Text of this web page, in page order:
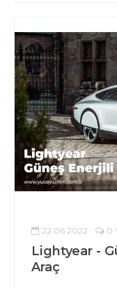
22.06.2022 0
Lightyear -
Araç